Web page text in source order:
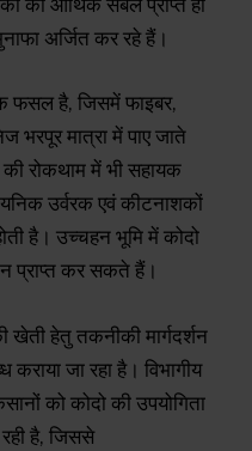
अर्जित कर रहे हैं।
फसल है, जिसमें फाइबर,
भरपूर मात्रा में पाए जाते
की रोकथाम में भी सहायक
उर्वरक एवं कीटनाशकों
है। उच्चहन भूमि में कोदो
प्राप्त कर सकते हैं।
खेती हेतु तकनीकी मार्गदर्शन
जा रहा है। विभागीय
को कोदो की उपयोगिता
है, जिससे